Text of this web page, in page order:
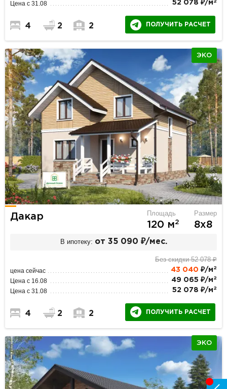
Цена с 31.08 52 078 ₽/м 2
4 2 2 ПОЛУЧИТЬ РАСЧЕТ
ЭКО
Дакар Площадь
120 м2
Размер
8х8
В ипотеку: от 35 090 ₽/мес.
Без скидки 52 078 ₽
цена сейчас 43 040 ₽/м 2
Цена с 16.08 49 065 ₽/м 2
Цена с 31.08 52 078 ₽/м 2
4 2 2 ПОЛУЧИТЬ РАСЧЕТ
ЭКО